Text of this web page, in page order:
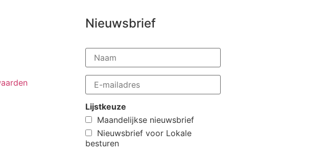
Nieuwsbrief
Lijstkeuze
Maandelijkse nieuwsbrief
Nieuwsbrief voor Lokale
besturen